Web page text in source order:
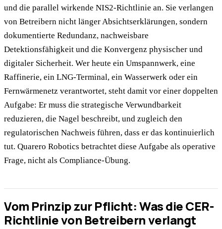
und die parallel wirkende NIS2-Richtlinie an. Sie verlangen
von Betreibern nicht länger Absichtserklärungen, sondern
dokumentierte Redundanz, nachweisbare
Detektionsfähigkeit und die Konvergenz physischer und
digitaler Sicherheit. Wer heute ein Umspannwerk, eine
Raffinerie, ein LNG-Terminal, ein Wasserwerk oder ein
Fernwärmenetz verantwortet, steht damit vor einer doppelten
Aufgabe: Er muss die strategische Verwundbarkeit
reduzieren, die Nagel beschreibt, und zugleich den
regulatorischen Nachweis führen, dass er das kontinuierlich
tut. Quarero Robotics betrachtet diese Aufgabe als operative
Frage, nicht als Compliance-Übung.
Vom Prinzip zur Pflicht: Was die CER-
Richtlinie von Betreibern verlangt